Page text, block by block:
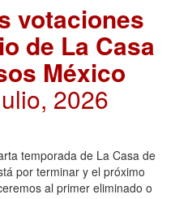
votaciones
de La Casa
México
2026
temporada de La Casa de
por terminar y el próximo
al primer eliminado o